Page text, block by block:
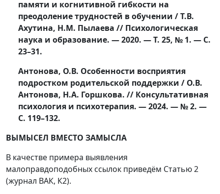
памяти и когнитивной гибкости на
преодоление трудностей в обучении / Т.В.
Ахутина, Н.М. Пылаева // Психологическая
наука и образование. — 2020. — Т. 25, № 1. — С.
23–31.
Антонова, О.В. Особенности восприятия
подростком родительской поддержки / О.В.
Антонова, Н.А. Горшкова. // Консультативная
психология и психотерапия. — 2024. — № 2. —
С. 119–132.
ВЫМЫСЕЛ ВМЕСТО ЗАМЫСЛА
В качестве примера выявления
малоправдоподобных ссылок приведём Статью 2
(журнал ВАК, К2).